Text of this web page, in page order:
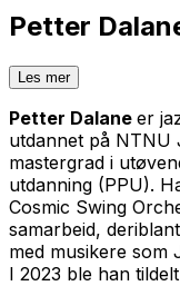
Petter
Les mer
Petter Dalane er
utdannet på NTNU
mastergrad i
utdanning (PPU).
Cosmic Swing
samarbeid,
med musikere som
I 2023 ble han